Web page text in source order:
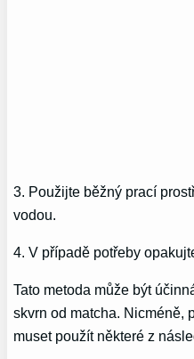
3. Použijte běžný prací
vodou.
4. V případě potřeby
Tato metoda může být
skvrn od matcha. Nicméně,
muset použít některé z